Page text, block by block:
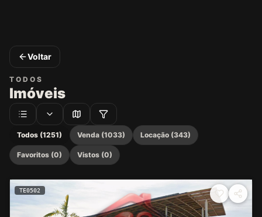
Voltar
TODOS
Imóveis
Todos (1251) Venda (1033) Locação (343)
Favoritos (0) Vistos (0)
TE0502